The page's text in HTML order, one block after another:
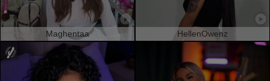
Maghentaa HellenOwenz